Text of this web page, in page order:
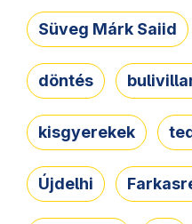
Süveg Márk Saiid
döntés
kisgyerekek
Újdelhi